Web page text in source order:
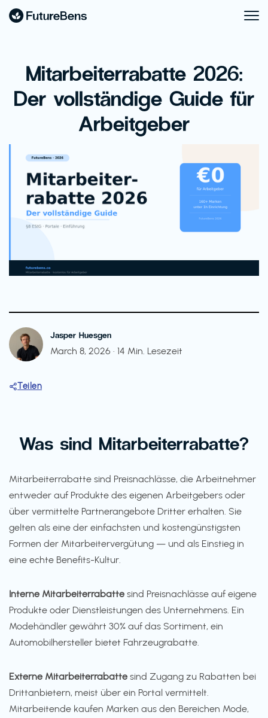
Mitarbeiterrabatte 2026:
Der vollständige Guide für
Arbeitgeber
Jasper Huesgen
March 8, 2026 · 14 Min. Lesezeit
Teilen
Was sind Mitarbeiterrabatte?
Mitarbeiterrabatte sind Preisnachlässe, die Arbeitnehmer
entweder auf Produkte des eigenen Arbeitgebers oder
über vermittelte Partnerangebote Dritter erhalten. Sie
gelten als eine der einfachsten und kostengünstigsten
Formen der Mitarbeitervergütung — und als Einstieg in
eine echte Benefits-Kultur.
Interne Mitarbeiterrabatte sind Preisnachlässe auf eigene
Produkte oder Dienstleistungen des Unternehmens. Ein
Modehändler gewährt 30% auf das Sortiment, ein
Automobilhersteller bietet Fahrzeugrabatte.
Externe Mitarbeiterrabatte sind Zugang zu Rabatten bei
Drittanbietern, meist über ein Portal vermittelt.
Mitarbeitende kaufen Marken aus den Bereichen Mode,